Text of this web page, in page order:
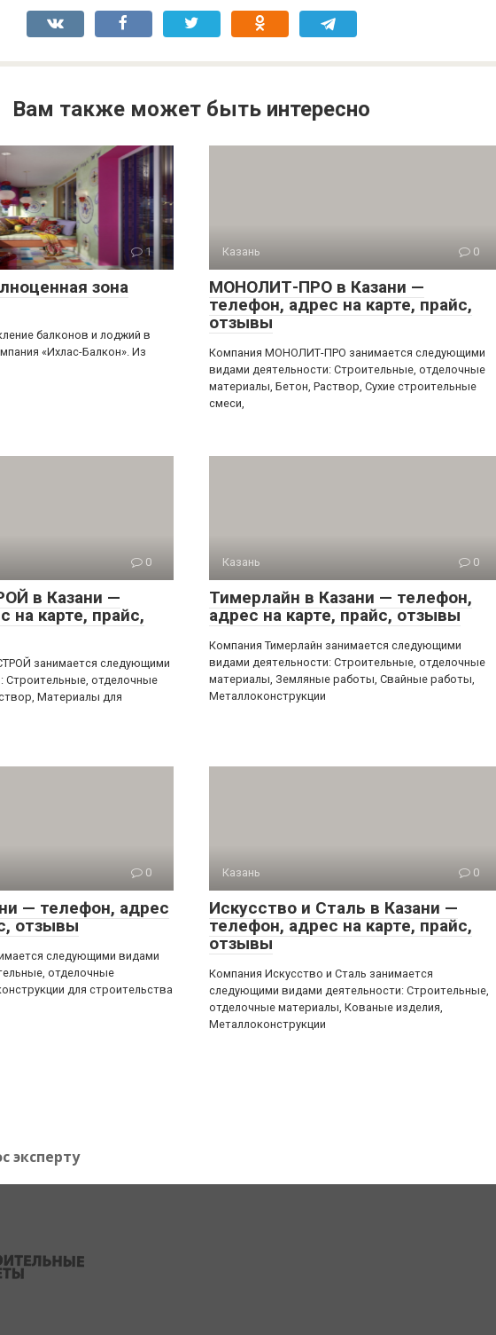
Вам также может быть интересно
1
зона
балконов и лоджий в
«Ихлас-Балкон». Из
Казань 0
МОНОЛИТ-ПРО в Казани —
телефон, адрес на карте, прайс,
отзывы
Компания МОНОЛИТ-ПРО занимается следующими
видами деятельности: Строительные, отделочные
материалы, Бетон, Раствор, Сухие строительные
смеси,
0
в Казани —
на карте, прайс,
занимается следующими
Строительные, отделочные
Материалы для
Казань 0
Тимерлайн в Казани — телефон,
адрес на карте, прайс, отзывы
Компания Тимерлайн занимается следующими
видами деятельности: Строительные, отделочные
материалы, Земляные работы, Свайные работы,
Металлоконструкции
0
— телефон, адрес
отзывы
следующими видами
отделочные
для строительства
Казань 0
Искусство и Сталь в Казани —
телефон, адрес на карте, прайс,
отзывы
Компания Искусство и Сталь занимается
следующими видами деятельности: Строительные,
отделочные материалы, Кованые изделия,
Металлоконструкции
эксперту